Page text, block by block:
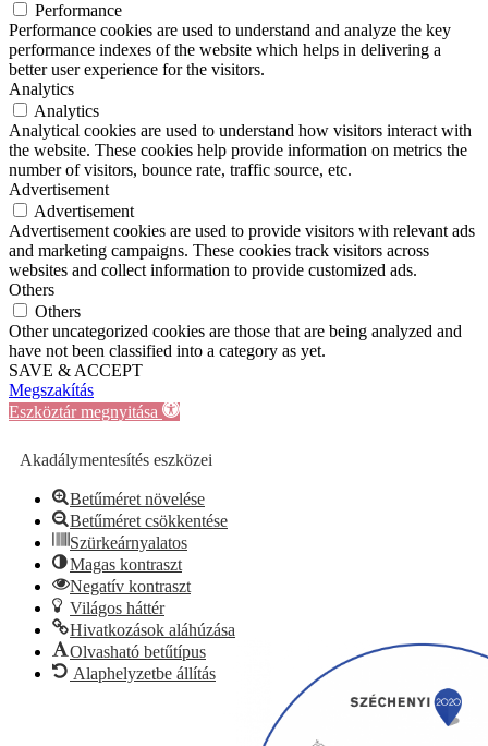
Performance
Performance cookies are used to understand and analyze the key
performance indexes of the website which helps in delivering a
better user experience for the visitors.
Analytics
Analytics
Analytical cookies are used to understand how visitors interact with
the website. These cookies help provide information on metrics the
number of visitors, bounce rate, traffic source, etc.
Advertisement
Advertisement
Advertisement cookies are used to provide visitors with relevant ads
and marketing campaigns. These cookies track visitors across
websites and collect information to provide customized ads.
Others
Others
Other uncategorized cookies are those that are being analyzed and
have not been classified into a category as yet.
SAVE & ACCEPT
Megszakítás
Eszköztár megnyitása
Akadálymentesítés eszközei
Betűméret növelése
Betűméret csökkentése
Szürkeárnyalatos
Magas kontraszt
Negatív kontraszt
Világos háttér
Hivatkozások aláhúzása
Olvasható betűtípus
Alaphelyzetbe állítás